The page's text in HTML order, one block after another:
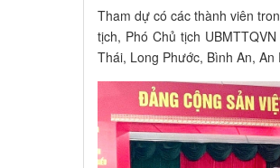
Tham dự có các thành viên
tịch, Phó Chủ tịch
Thái, Long Phước, Bình An,